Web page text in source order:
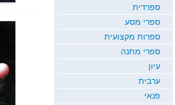
ספרדית
ספרי מסע
ספרות מקצועית
ספרי מתנה
עיון
ערבית
פנאי